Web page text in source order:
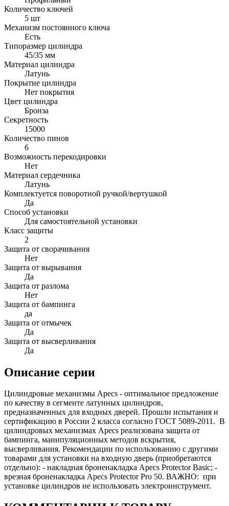
Количество ключей
5 шт
Механизм постоянного ключа
Есть
Типоразмер цилиндра
45/35 мм
Материал цилиндра
Латунь
Покрытие цилиндра
Нет покрытия
Цвет цилиндра
Бронза
Секретность
15000
Количество пинов
6
Возможность перекодировки
Нет
Материал сердечника
Латунь
Комплектуется поворотной ручкой/вертушкой
Да
Способ установки
Для самостоятельной установки
Класс защиты
2
Защита от сворачивания
Нет
Защита от вырывания
Да
Защита от разлома
Нет
Защита от бампинга
да
Защита от отмычек
Да
Защита от высверливания
Да
Описание серии
Цилиндровые механизмы Apecs - оптимальное предложение
по качеству в сегменте латунных цилиндров,
предназначенных для входных дверей. Прошли испытания и
сертификацию в России 2 класса согласно ГОСТ 5089-2011. В
цилиндровых механизмах Apecs реализована защита от
бампинга, манипуляционных методов вскрытия,
высверливания. Рекомендации по использованию с другими
товарами для установки на входную дверь (приобретаются
отдельно): - накладная броненакладка Apecs Protector Basic; -
врезная броненакладка Apecs Protector Pro 50. ВАЖНО: при
установке цилиндров не использовать электроинструмент.